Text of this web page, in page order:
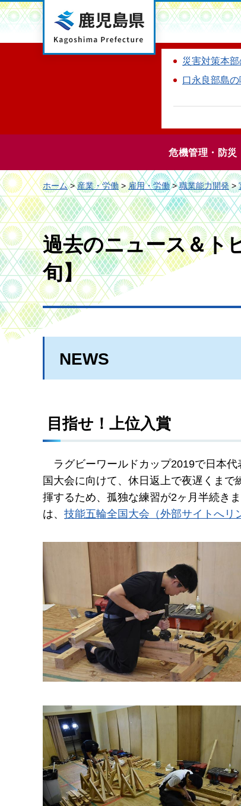
鹿児島県
災害対策本
口永良部島
危機管理・防災
ホーム>産業・労働>雇用・労働>職業能力開発>
過去のニュース＆ト
旬】
NEWS
目指せ！上位入賞
ラグビーワールドカップ2019で日本
国大会に向けて、休日返上で夜遅くま
揮するため、孤独な練習が2ヶ月半続き
は、 技能五輪全国大会（外部サイトへリ